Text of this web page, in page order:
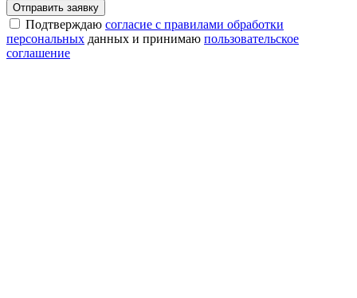
Отправить заявку
Подтверждаю согласие с правилами обработки
персональных данных и принимаю пользовательское
соглашение